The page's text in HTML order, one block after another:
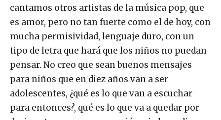
cantamos otros artistas de la música pop, que
es amor, pero no tan fuerte como el de hoy, con
mucha permisividad, lenguaje duro, con un
tipo de letra que hará que los niños no puedan
pensar. No creo que sean buenos mensajes
para niños que en diez años van a ser
adolescentes, ¿qué es lo que van a escuchar
para entonces?, qué es lo que va a quedar por